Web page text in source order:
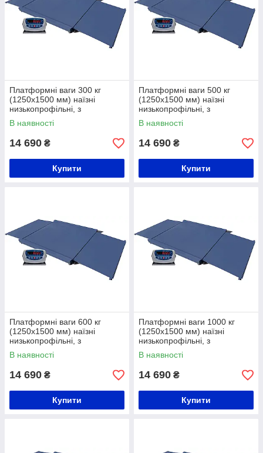
Платформні ваги 300 кг
(1250х1500 мм) наїзні
низькопрофільні, з
розбірними пандусами
В наявності
14 690 ₴
Купити
Платформні ваги 500 кг
(1250х1500 мм) наїзні
низькопрофільні, з
розбірними пандусами
В наявності
14 690 ₴
Купити
Платформні ваги 600 кг
(1250х1500 мм) наїзні
низькопрофільні, з
розбірними пандусами
В наявності
14 690 ₴
Купити
Платформні ваги 1000 кг
(1250х1500 мм) наїзні
низькопрофільні, з
розбірними пандусами
В наявності
14 690 ₴
Купити